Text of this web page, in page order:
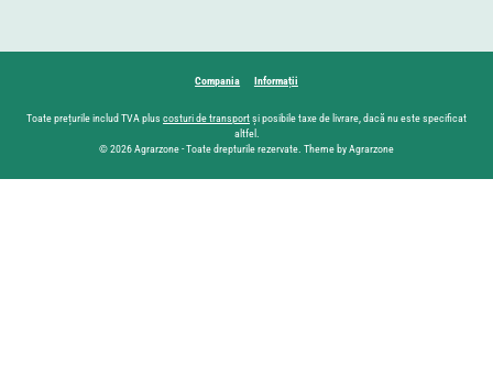
Compania Informații
Toate prețurile includ TVA plus costuri de transportși posibile taxe de livrare, dacă nu este specificat
altfel.
© 2026 Agrarzone - Toate drepturile rezervate. Theme by Agrarzone